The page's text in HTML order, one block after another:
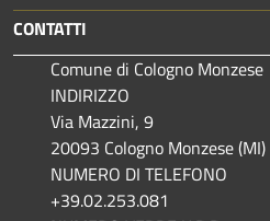
CONTATTI
Comune di Cologno Monzese
INDIRIZZO
Via Mazzini, 9
20093 Cologno Monzese (MI)
NUMERO DI TELEFONO
+39.02.253.081